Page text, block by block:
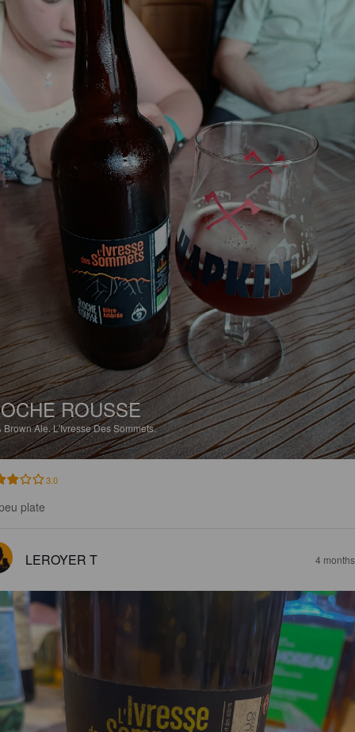
ROUSSE
Brown Ale.L'Ivresse Des Sommets.
3.0
plate
LEROYER T 4